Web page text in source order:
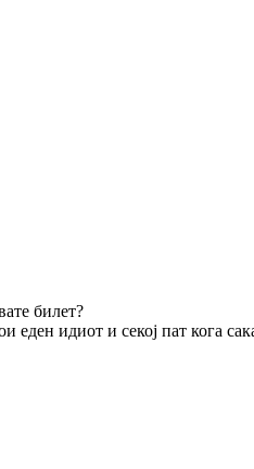
билет?
еден идиот и секој пат кога